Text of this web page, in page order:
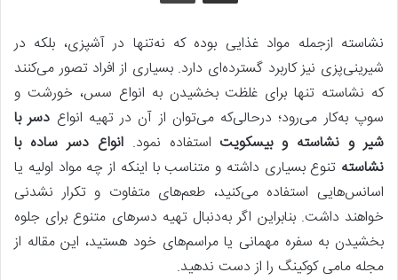
نشاسته ازجمله مواد غذایی بوده که نه‌تنها در آشپزی، بلکه در
شیرینی‌پزی نیز کاربرد گسترده‌ای دارد. بسیاری از افراد تصور می‌کنند
که نشاسته تنها برای غلظت بخشیدن به انواع سس، خورشت و
سوپ به‌کار می‌رود؛ درحالی‌که می‌توان از آن در تهیه انواع دسر با
شیر و نشاسته و بیسکویت استفاده نمود.انواع دسر ساده با
نشاسته تنوع بسیاری داشته و متناسب با اینکه از چه مواد اولیه یا
اسانس‌هایی استفاده می‌کنید، طعم‌های متفاوت و تکرار نشدنی
خواهند داشت. بنابراین اگر به‌دنبال تهیه دسرهای متنوع برای جلوه
بخشیدن به سفره مهمانی یا مراسم‌های خود هستید، این مقاله از
مجله مامی کوکینگ را از دست ندهید.